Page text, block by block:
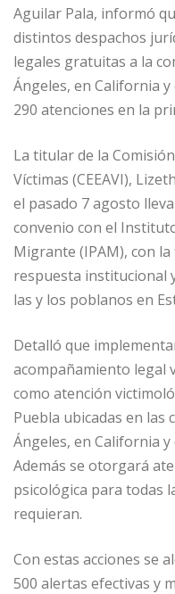
Aguilar Pala, informó
distintos despachos
legales gratuitas a la
Ángeles, en California
290 atenciones en la
La titular de la
Víctimas (CEEAVI),
el pasado 7 agosto
convenio con el
Migrante (IPAM), con
respuesta institucional
las y los poblanos en
Detalló que
acompañamiento legal
como atención
Puebla ubicadas en las
Ángeles, en California y
Además se otorgará
psicológica para todas
requieran.
Con estas acciones se
500 alertas efectivas y